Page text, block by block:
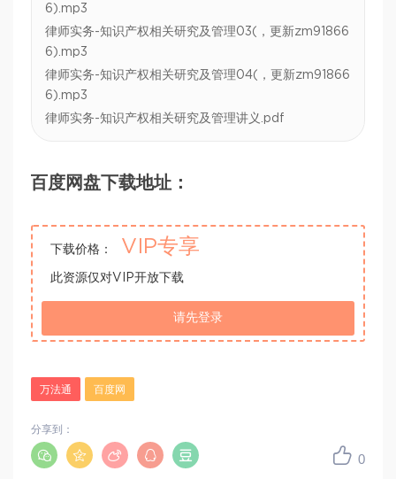
6).mp3
律师实务-知识产权相关研究及管理03(，更新zm91866
6).mp3
律师实务-知识产权相关研究及管理04(，更新zm91866
6).mp3
律师实务-知识产权相关研究及管理讲义.pdf
百度网盘下载地址：
下载价格： VIP专享
此资源仅对VIP开放下载
请先登录
万法通 百度网
0
分享到：